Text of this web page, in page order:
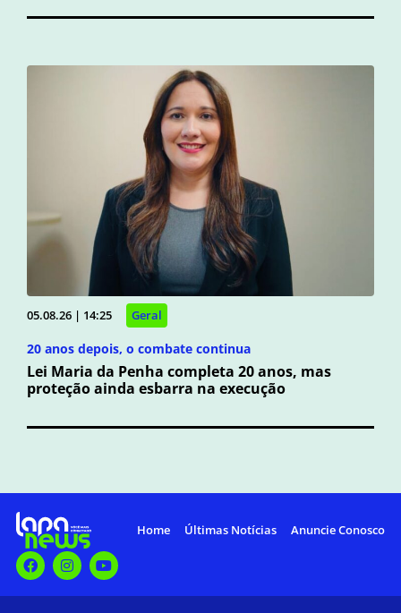
05.08.26 | 14:25 Geral
20 anos depois, o combate continua
Lei Maria da Penha completa 20 anos, mas
proteção ainda esbarra na execução
Home Últimas Notícias Anuncie Conosco